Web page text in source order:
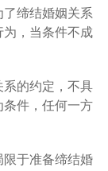
了缔结婚姻关系
，当条件不成
系的约定，不具
件，任何一方
限于准备缔结婚